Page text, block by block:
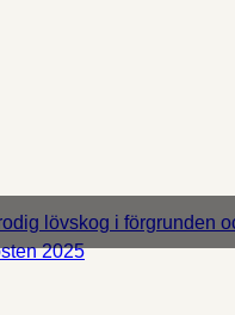
2025